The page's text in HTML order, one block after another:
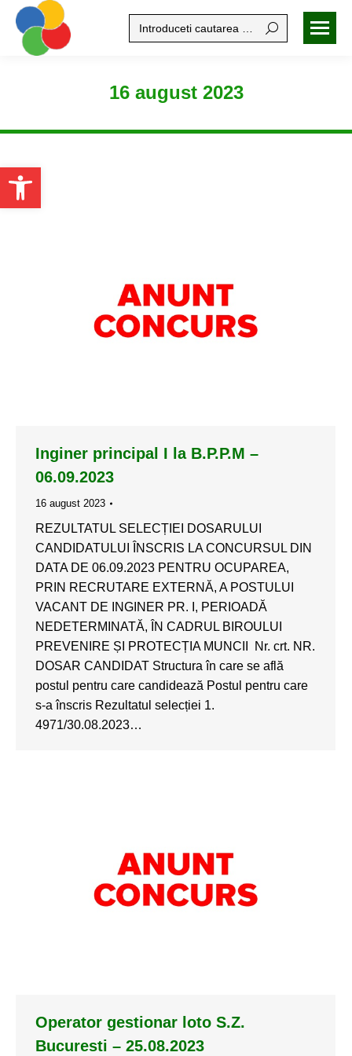
Open toolbar
Search:
16 august 2023
Inginer principal I la B.P.P.M –
06.09.2023
16 august 2023
REZULTATUL SELECȚIEI DOSARULUI
CANDIDATULUI ÎNSCRIS LA CONCURSUL DIN
DATA DE 06.09.2023 PENTRU OCUPAREA,
PRIN RECRUTARE EXTERNĂ, A POSTULUI
VACANT DE INGINER PR. I, PERIOADĂ
NEDETERMINATĂ, ÎN CADRUL BIROULUI
PREVENIRE ȘI PROTECȚIA MUNCII Nr. crt. NR.
DOSAR CANDIDAT Structura în care se află
postul pentru care candidează Postul pentru care
s-a înscris Rezultatul selecției 1.
4971/30.08.2023…
Operator gestionar loto S.Z.
Bucuresti – 25.08.2023